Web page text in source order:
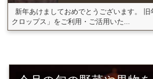
新年あけましておめでとうございます。 旧
クロップス」をご利用・ご活用いた...